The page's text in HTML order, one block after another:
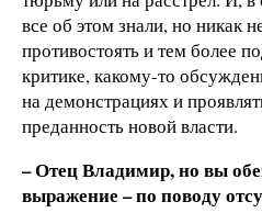
все об этом знали, но никак
противостоять и тем более
критике, какому-то
на демонстрациях и
преданность новой власти.
– Отец Владимир, но вы
выражение – по поводу